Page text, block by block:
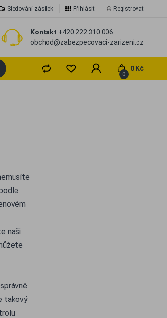
Sledování zásilek Přihlásit Registrovat
Kontakt +420 222 310 006
obchod@zabezpecovaci-zarizeni.cz
0 Kč
0
naši
takový